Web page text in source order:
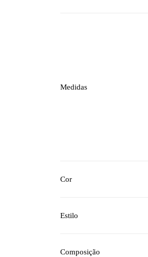
Medidas
Cor
Estilo
Composição